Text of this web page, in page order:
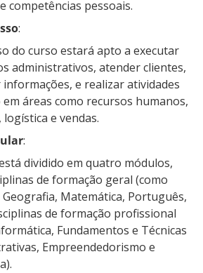
competências pessoais.
:
do curso estará apto a executar
administrativos, atender clientes,
e realizar atividades
áreas como recursos humanos,
logística e vendas.
:
dividido em quatro módulos,
de formação geral (como
Matemática, Português,
de formação profissional
Fundamentos e Técnicas
Empreendedorismo e